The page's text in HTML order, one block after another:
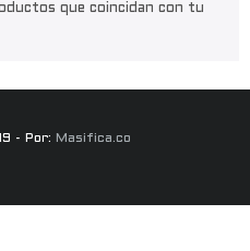
que coincidan con tu
- Por: Masifica.co